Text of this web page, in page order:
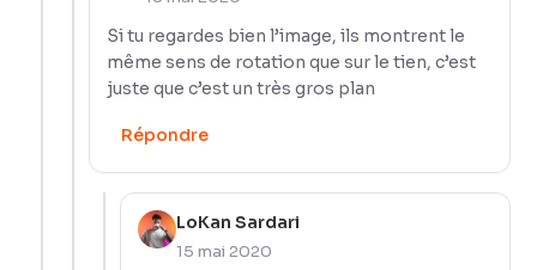
Si tu regardes bien l’image, ils montrent le
même sens de rotation que sur le tien, c’est
juste que c’est un très gros plan
Répondre
LoKan Sardari
15 mai 2020